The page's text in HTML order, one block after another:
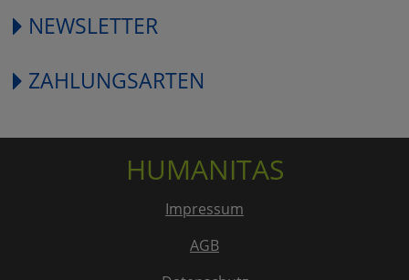
NEWSLETTER
ZAHLUNGSARTEN
HUMANITAS
Impressum
AGB